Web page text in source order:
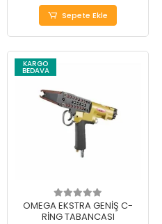
Sepete Ekle
KARGO
BEDAVA
OMEGA EKSTRA GENİŞ C-
RİNG TABANCASI